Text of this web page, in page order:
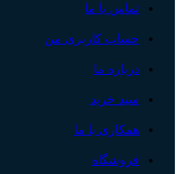
تماس با ما
حساب کاربری من
درباره ما
سبد خرید
همکاری با ما
فروشگاه